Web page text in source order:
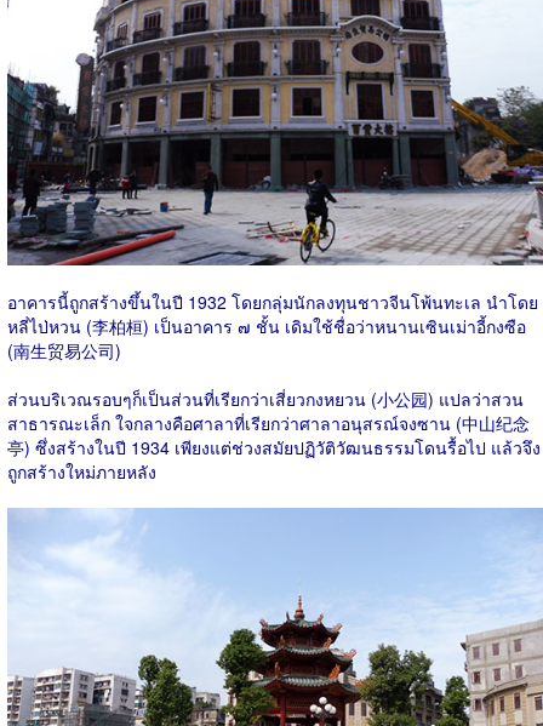
อาคารนี้ถูกสร้างขึ้นในปี 1932 โดยกลุ่มนักลงทุนชาวจีนโพ้นทะเล นำโดย
หลี่ไป่หวน (李柏桓) เป็นอาคาร ๗ ชั้น เดิมใช้ชื่อว่าหนานเซินเม่าอี้กงซือ
(南生贸易公司)
ส่วนบริเวณรอบๆก็เป็นส่วนที่เรียกว่าเสี่ยวกงหยวน (小公园) แปลว่าสวน
สาธารณะเล็ก ใจกลางคือศาลาที่เรียกว่าศาลาอนุสรณ์จงซาน (中山纪念
亭) ซึ่งสร้างในปี 1934 เพียงแต่ช่วงสมัยปฏิวัติวัฒนธรรมโดนรื้อไป แล้วจึง
ถูกสร้างใหม่ภายหลัง